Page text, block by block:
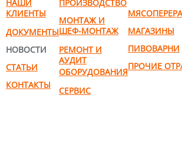
НАШИ
КЛИЕНТЫ
ДОКУМЕНТЫ
НОВОСТИ
СТАТЬИ
КОНТАКТЫ
ПРОИЗВОДСТВО
МОНТАЖ И
ШЕФ-МОНТАЖ
РЕМОНТ И
АУДИТ
ОБОРУДОВАНИЯ
СЕРВИС
МАГАЗИНЫ
ПИВОВАРНИ
ПРОЧИЕ